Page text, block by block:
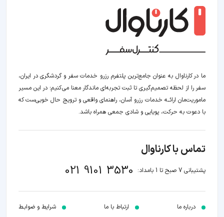
ما در کارناوال به عنوان جامع‌ترین پلتفرم رزرو خدمات سفر و گردشگری در ایران،
سفر را از لحظه‌ تصمیم‌گیری تا ثبت تجربه‌ای ماندگار معنا می‌کنیم؛ در این مسیر‍
ماموریت‌مان اراﺋــﻪ خدمات رزرو آسان، راهنمای واقعی و ترویج حال خوبی‌ست که
با دعوت به حرکت، پویایی و شادی جمعی همراه باشد.
تماس با کارناوال
پشتیبانی 7 صبح تا 1 بامداد: 021 9101 3530
درباره ما ارتباط با ما شرایط و ضوابـط